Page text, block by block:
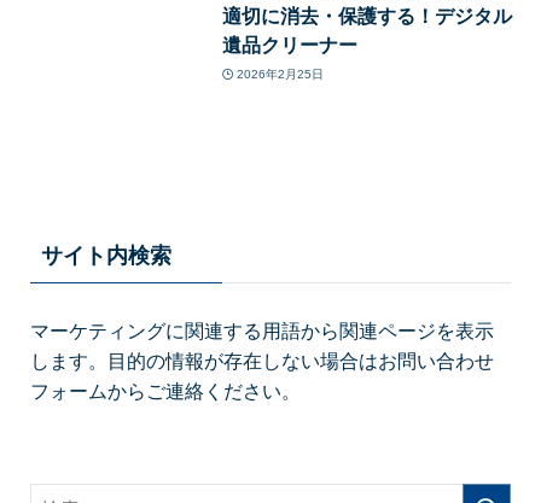
適切に消去・保護する！デジタル
遺品クリーナー
2026年2月25日
サイト内検索
マーケティングに関連する用語から関連ページを表示
します。目的の情報が存在しない場合はお問い合わせ
フォームからご連絡ください。